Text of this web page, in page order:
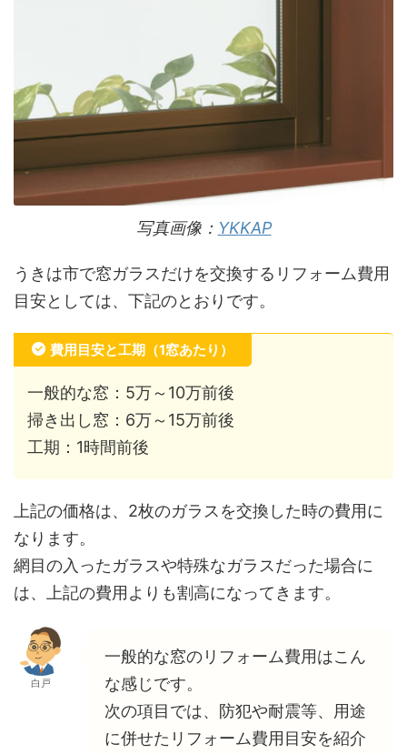
写真画像： YKKAP
うきは市で窓ガラスだけを交換するリフォーム費用
目安としては、下記のとおりです。
費用目安と工期（1窓あたり）
一般的な窓：5万～10万前後
掃き出し窓：6万～15万前後
工期：1時間前後
上記の価格は、2枚のガラスを交換した時の費用に
なります。
網目の入ったガラスや特殊なガラスだった場合に
は、上記の費用よりも割高になってきます。
白戸
一般的な窓のリフォーム費用はこん
な感じです。
次の項目では、防犯や耐震等、用途
に併せたリフォーム費用目安を紹介